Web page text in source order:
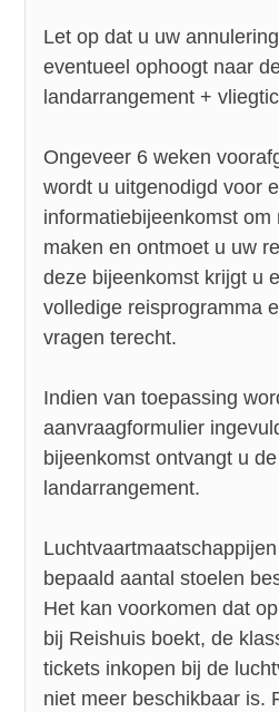
Let op dat u uw
eventueel ophoogt naar
landarrangement +
Ongeveer 6 weken
wordt u uitgenodigd voor
informatiebijeenkomst
maken en ontmoet u uw
deze bijeenkomst krijgt u
volledige reisprogramma
vragen terecht.
Indien van toepassing
aanvraagformulier
bijeenkomst ontvangt u
landarrangement.
bepaald aantal stoelen
Het kan voorkomen dat
bij Reishuis boekt, de
tickets inkopen bij de
niet meer beschikbaar is.